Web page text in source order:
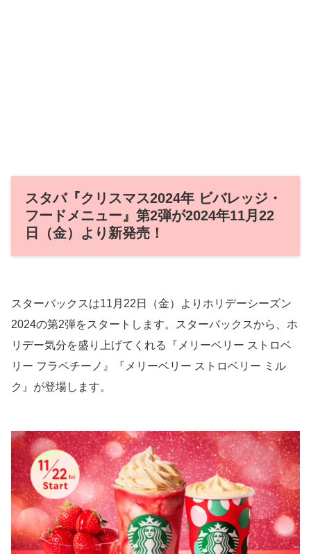
スタバ『クリスマス2024年 ビバレッジ・
フードメニュー』第2弾が2024年11月22
日（金）より新発売！
スターバックスは11月22日（金）よりホリデーシーズン
2024の第2弾をスタートします。スターバックスから、ホ
リデー気分を盛り上げてくれる『メリーベリー ストロベ
リー フラペチーノ』『メリーベリー ストロベリー ミル
ク』が登場します。